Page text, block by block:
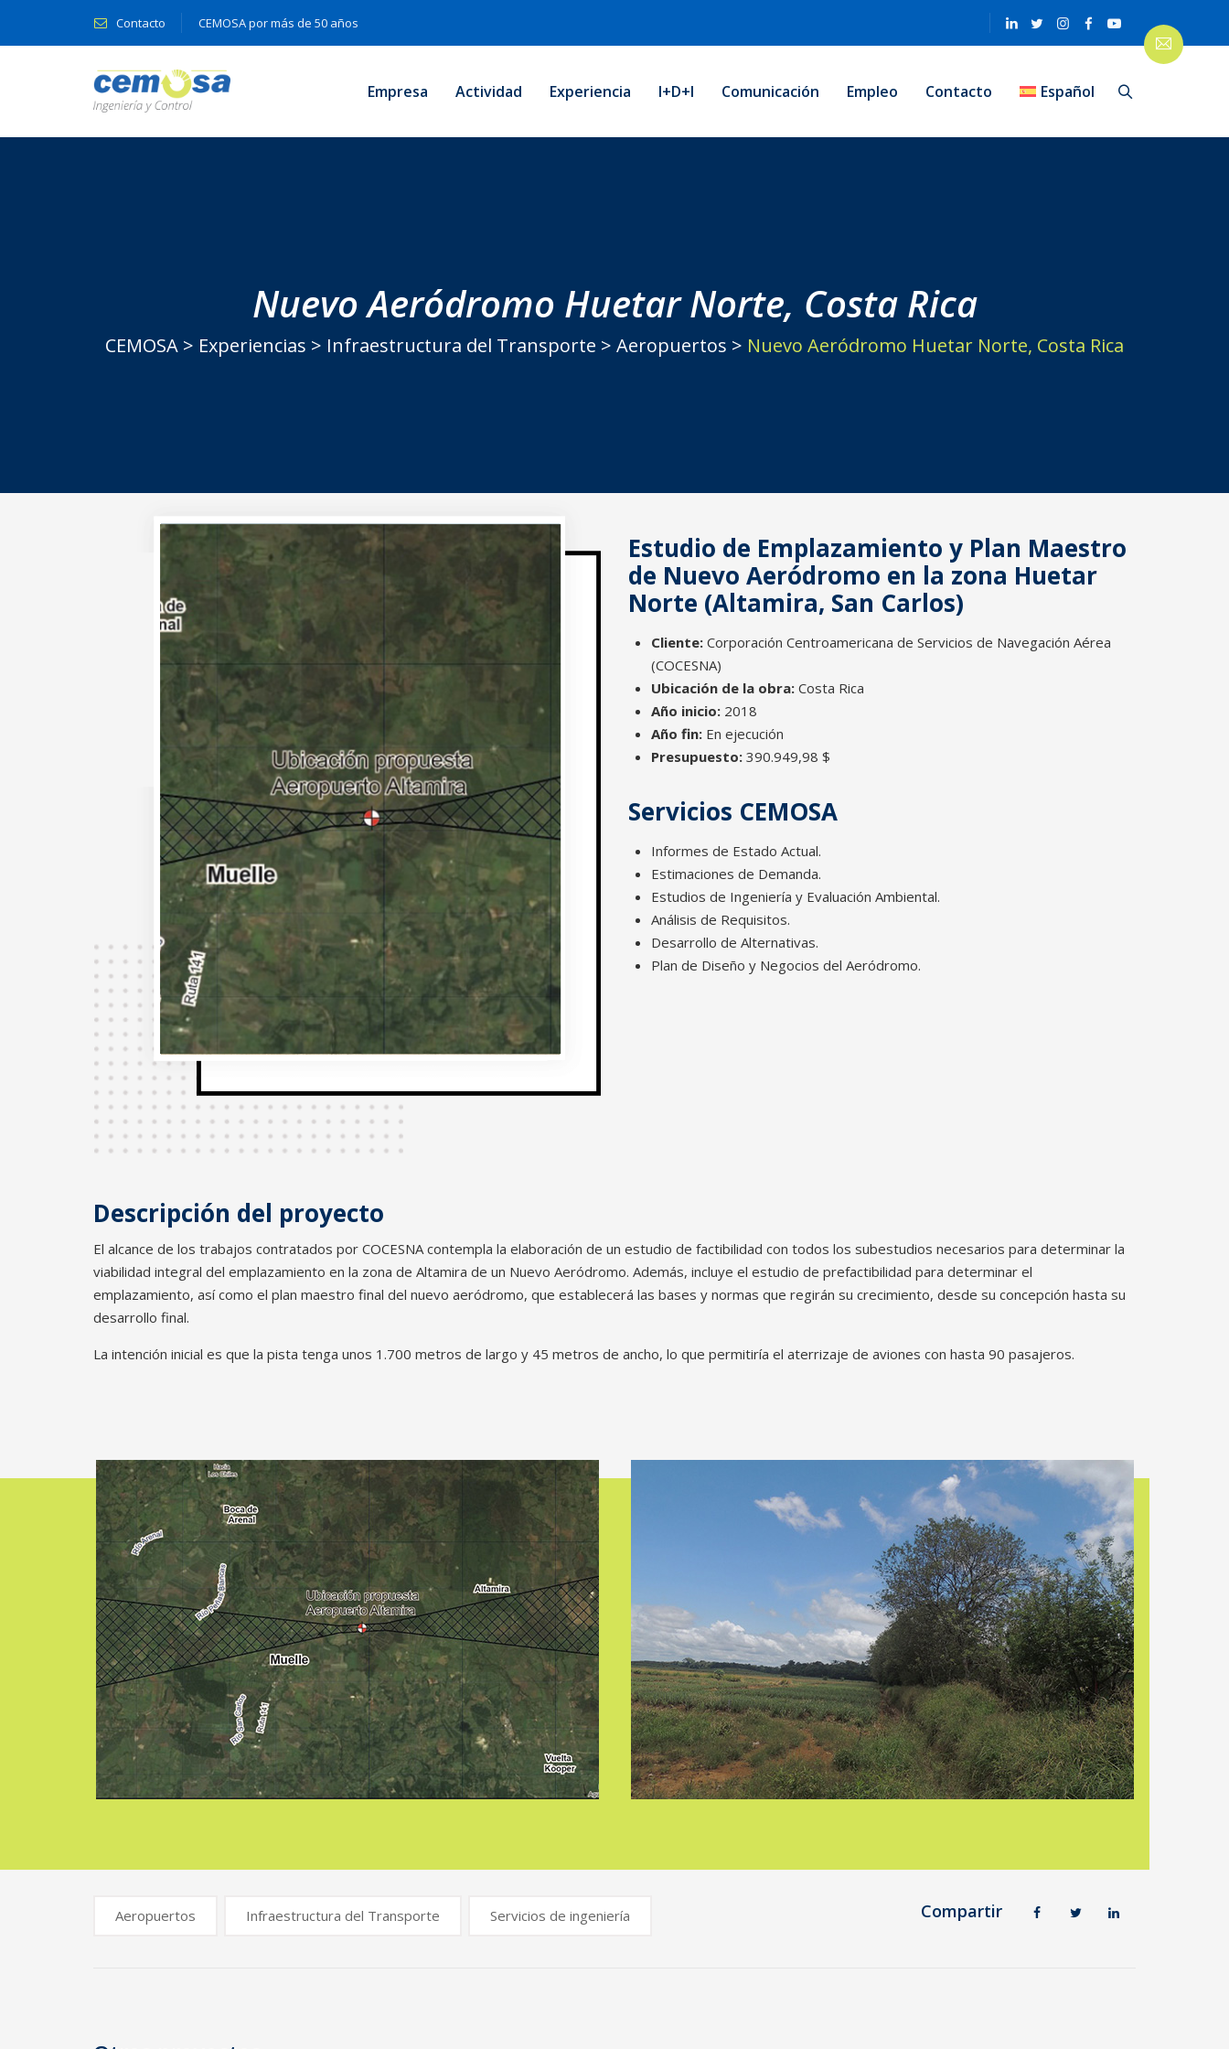
Contacto CEMOSA por más de 50 años
Empresa Actividad Experiencia I+D+i Comunicación Empleo Contacto Español
Nuevo Aeródromo Huetar Norte, Costa Rica
CEMOSA > Experiencias > Infraestructura del Transporte > Aeropuertos > Nuevo Aeródromo Huetar Norte, Costa Rica
Estudio de Emplazamiento y Plan Maestro
de Nuevo Aeródromo en la zona Huetar
Norte (Altamira, San Carlos)
Cliente: Corporación Centroamericana de Servicios de Navegación Aérea
(COCESNA)
Ubicación de la obra: Costa Rica
Año inicio: 2018
Año fin: En ejecución
Presupuesto: 390.949,98 $
Servicios CEMOSA
Informes de Estado Actual.
Estimaciones de Demanda.
Estudios de Ingeniería y Evaluación Ambiental.
Análisis de Requisitos.
Desarrollo de Alternativas.
Plan de Diseño y Negocios del Aeródromo.
Descripción del proyecto
El alcance de los trabajos contratados por COCESNA contempla la elaboración de un estudio de factibilidad con todos los subestudios necesarios para determinar la
viabilidad integral del emplazamiento en la zona de Altamira de un Nuevo Aeródromo. Además, incluye el estudio de prefactibilidad para determinar el
emplazamiento, así como el plan maestro final del nuevo aeródromo, que establecerá las bases y normas que regirán su crecimiento, desde su concepción hasta su
desarrollo final.
La intención inicial es que la pista tenga unos 1.700 metros de largo y 45 metros de ancho, lo que permitiría el aterrizaje de aviones con hasta 90 pasajeros.
Aeropuertos Infraestructura del Transporte Servicios de ingeniería Compartir